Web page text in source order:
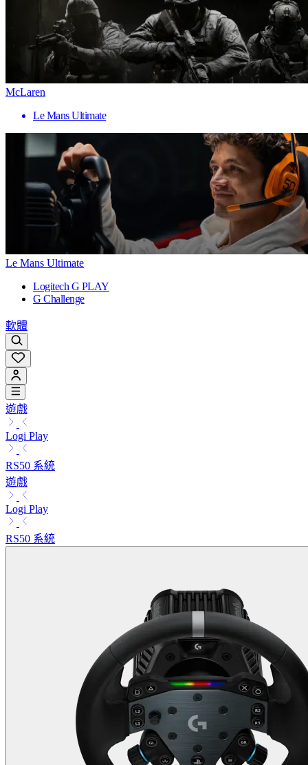
McLaren
Le Mans Ultimate
Le Mans Ultimate
Logitech G PLAY
G Challenge
軟體
遊戲
Logi Play
RS50 系統
遊戲
Logi Play
RS50 系統